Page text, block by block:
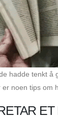
hadde tenkt
noen tips om